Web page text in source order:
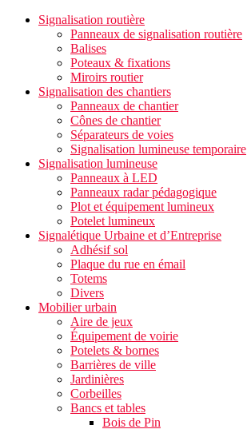
Signalisation routière
Panneaux de signalisation routière
Balises
Poteaux & fixations
Miroirs routier
Signalisation des chantiers
Panneaux de chantier
Cônes de chantier
Séparateurs de voies
Signalisation lumineuse temporaire
Signalisation lumineuse
Panneaux à LED
Panneaux radar pédagogique
Plot et équipement lumineux
Potelet lumineux
Signalétique Urbaine et d’Entreprise
Adhésif sol
Plaque du rue en émail
Totems
Divers
Mobilier urbain
Aire de jeux
Équipement de voirie
Potelets & bornes
Barrières de ville
Jardinières
Corbeilles
Bancs et tables
Bois de Pin